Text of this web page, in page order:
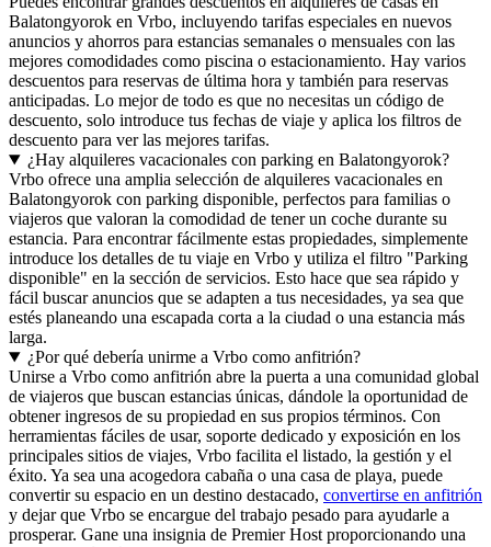
Balatongyorok en Vrbo, incluyendo tarifas especiales en nuevos
anuncios y ahorros para estancias semanales o mensuales con las
mejores comodidades como piscina o estacionamiento. Hay varios
descuentos para reservas de última hora y también para reservas
anticipadas. Lo mejor de todo es que no necesitas un código de
descuento, solo introduce tus fechas de viaje y aplica los filtros de
descuento para ver las mejores tarifas.
¿Hay alquileres vacacionales con parking en Balatongyorok?
Vrbo ofrece una amplia selección de alquileres vacacionales en
Balatongyorok con parking disponible, perfectos para familias o
viajeros que valoran la comodidad de tener un coche durante su
estancia. Para encontrar fácilmente estas propiedades, simplemente
introduce los detalles de tu viaje en Vrbo y utiliza el filtro "Parking
disponible" en la sección de servicios. Esto hace que sea rápido y
fácil buscar anuncios que se adapten a tus necesidades, ya sea que
estés planeando una escapada corta a la ciudad o una estancia más
larga.
¿Por qué debería unirme a Vrbo como anfitrión?
Unirse a Vrbo como anfitrión abre la puerta a una comunidad global
de viajeros que buscan estancias únicas, dándole la oportunidad de
obtener ingresos de su propiedad en sus propios términos. Con
herramientas fáciles de usar, soporte dedicado y exposición en los
principales sitios de viajes, Vrbo facilita el listado, la gestión y el
éxito. Ya sea una acogedora cabaña o una casa de playa, puede
convertir su espacio en un destino destacado, convertirse en anfitrión
y dejar que Vrbo se encargue del trabajo pesado para ayudarle a
prosperar. Gane una insignia de Premier Host proporcionando una